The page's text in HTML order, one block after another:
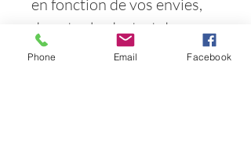
en fonction de vos envies,
de votre budget, et de vos
idées :)
Phone Email Facebook